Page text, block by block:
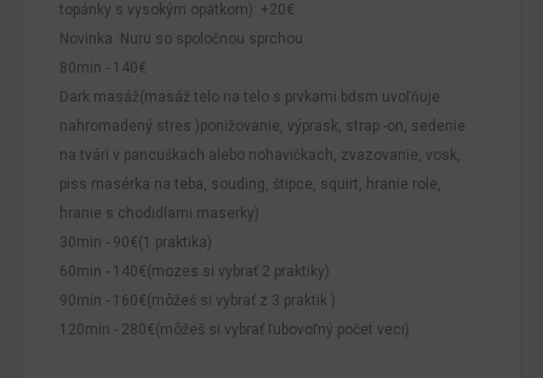
topánky s vysokým opätkom): +20€
Novinka :Nuru so spoločnou sprchou
80min - 140€
Dark masáž(masáž telo na telo s prvkami bdsm uvoľňuje
nahromadený stres )ponižovanie, výprask, strap -on, sedenie
na tvári v pancuškach alebo nohavičkach, zvazovanie, vosk,
piss masérka na teba, souding, štipce, squirt, hranie role,
hranie s chodidlami maserky)
30min - 90€(1 praktika)
60min - 140€(mozes si vybrať 2 praktiky)
90min - 160€(môžeš si vybrať z 3 praktik )
120min - 280€(môžeš si vybrať ľubovoľný počet veci)